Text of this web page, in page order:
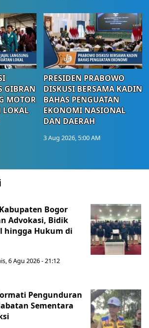
GIBRAN
MOTOR
LOKAL
PRESIDEN PRABOWO
DISKUSI BERSAMA KADIN
BAHAS PENGUATAN
EKONOMI NASIONAL
DAN DAERAH
3 Aug 2026, 5:00 AM
Bogor
Advokasi, Bidik
hingga Hukum di
6 Agu 2026 - 21:12
Pengunduran
Sementara